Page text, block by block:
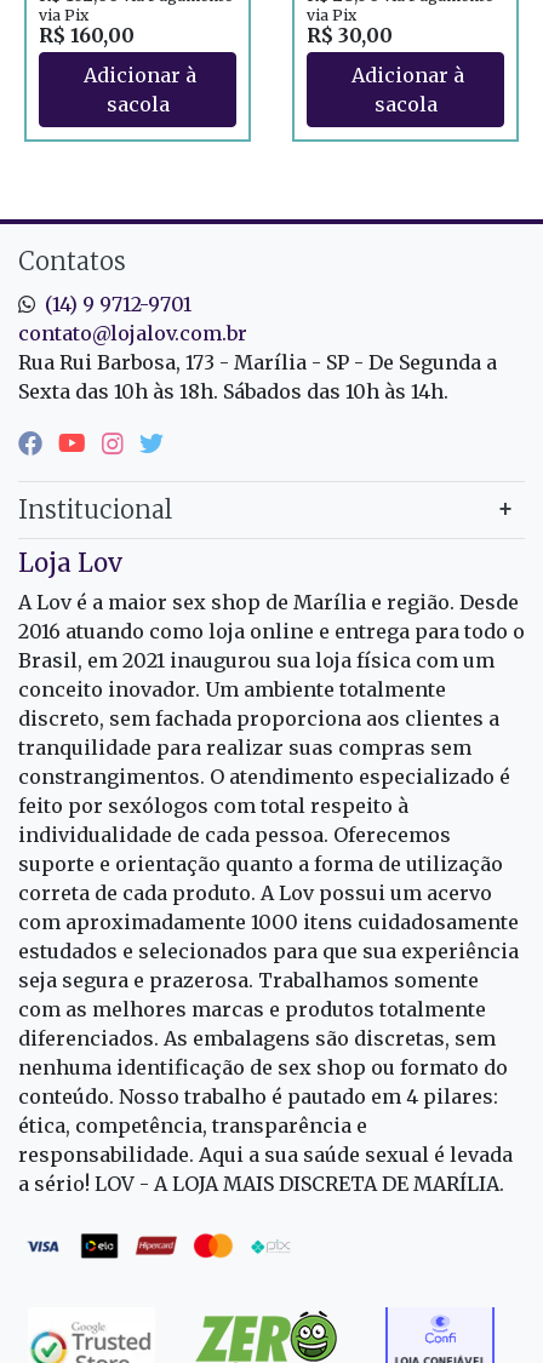
R$ 160,00
via Pix
R$ 30,00
via Pix
Contatos
(14) 9 9712-9701
contato@lojalov.com.br
Rua Rui Barbosa, 173 - Marília - SP - De Segunda a
Sexta das 10h às 18h. Sábados das 10h às 14h.
Institucional
Loja Lov
A Lov é a maior sex shop de Marília e região. Desde
2016 atuando como loja online e entrega para todo o
Brasil, em 2021 inaugurou sua loja física com um
conceito inovador. Um ambiente totalmente
discreto, sem fachada proporciona aos clientes a
tranquilidade para realizar suas compras sem
constrangimentos. O atendimento especializado é
feito por sexólogos com total respeito à
individualidade de cada pessoa. Oferecemos
suporte e orientação quanto a forma de utilização
correta de cada produto. A Lov possui um acervo
com aproximadamente 1000 itens cuidadosamente
estudados e selecionados para que sua experiência
seja segura e prazerosa. Trabalhamos somente
com as melhores marcas e produtos totalmente
diferenciados. As embalagens são discretas, sem
nenhuma identificação de sex shop ou formato do
conteúdo. Nosso trabalho é pautado em 4 pilares:
ética, competência, transparência e
responsabilidade. Aqui a sua saúde sexual é levada
a sério! LOV - A LOJA MAIS DISCRETA DE MARÍLIA.